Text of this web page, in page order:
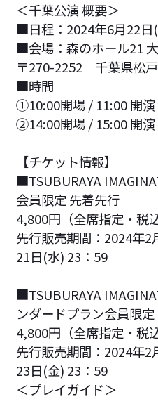
＜千葉公演 概要＞
■日程：2024年6月22日
■会場：森のホール21
〒270-2252 千葉県松
■時間
①10:00開場 / 11:00 開演
②14:00開場 / 15:00 開演
【チケット情報】
■TSUBURAYA
会員限定 先着先行
4,800円（全席指定・税込
先行販売期間：2024年2
21日(水) 23：59
■TSUBURAYA
ンダードプラン会員限
4,800円（全席指定・税込
先行販売期間：2024年2
23日(金) 23：59
＜プレイガイド＞